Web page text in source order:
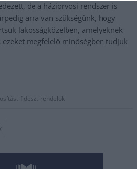
de a háziorvosi rendszer is
arra van szükségünk, hogy
lakosságközelben, amelyeknek
megfelelő minőségben tudjuk
, fidesz, rendelők